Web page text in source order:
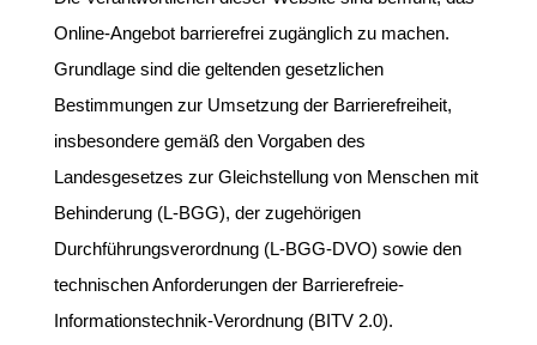
Online-Angebot barrierefrei zugänglich zu machen.
Grundlage sind die geltenden gesetzlichen
Bestimmungen zur Umsetzung der Barrierefreiheit,
insbesondere gemäß den Vorgaben des
Landesgesetzes zur Gleichstellung von Menschen mit
Behinderung (L-BGG), der zugehörigen
Durchführungsverordnung (L-BGG-DVO) sowie den
technischen Anforderungen der Barrierefreie-
Informationstechnik-Verordnung (BITV 2.0).